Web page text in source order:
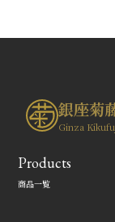
銀座菊
Ginza
Products
商品一覧